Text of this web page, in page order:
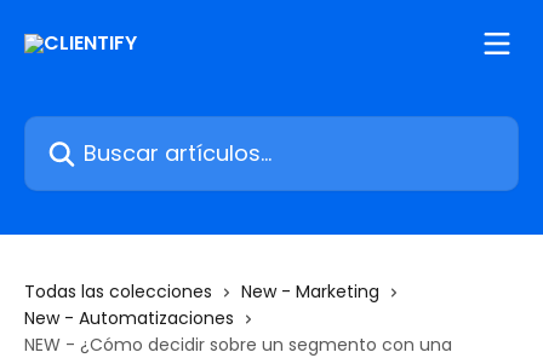
Buscar artículos...
Todas las colecciones
New - Marketing
New - Automatizaciones
NEW - ¿Cómo decidir sobre un segmento con una